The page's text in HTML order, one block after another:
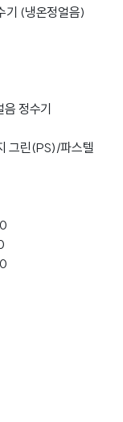
기 (냉온정얼음)
정수기
그린(PS)/파스텔